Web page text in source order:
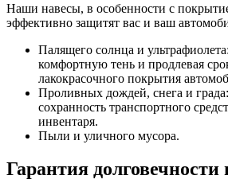
Наши навесы, в особенности с
эффективно защитят вас и ваш
Палящего солнца и
комфортную тень и продлевая
лакокрасочного покрытия
Проливных дождей, снега и
сохранность транспортного
инвентаря.
Пыли и уличного мусора.
Гарантия долговечности